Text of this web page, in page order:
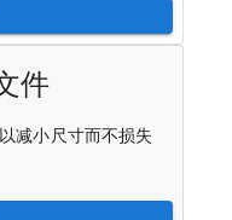
件
减小尺寸而不损失